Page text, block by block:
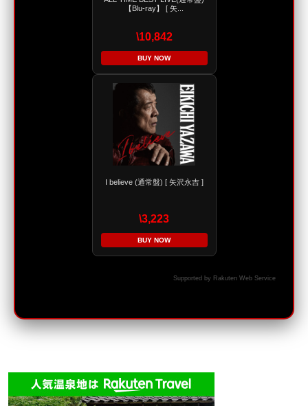
【Blu-ray】 [ 矢...
\10,842
BUY NOW
I believe (通常盤) [ 矢沢永吉 ]
\3,223
BUY NOW
Supported by Rakuten Web Service